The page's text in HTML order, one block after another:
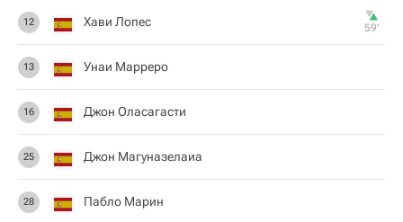
12 Хави Лопес 59‎’‎
13 Унаи Марреро
16 Джон Оласагасти
25 Джон Магуназелаиа
28 Пабло Марин